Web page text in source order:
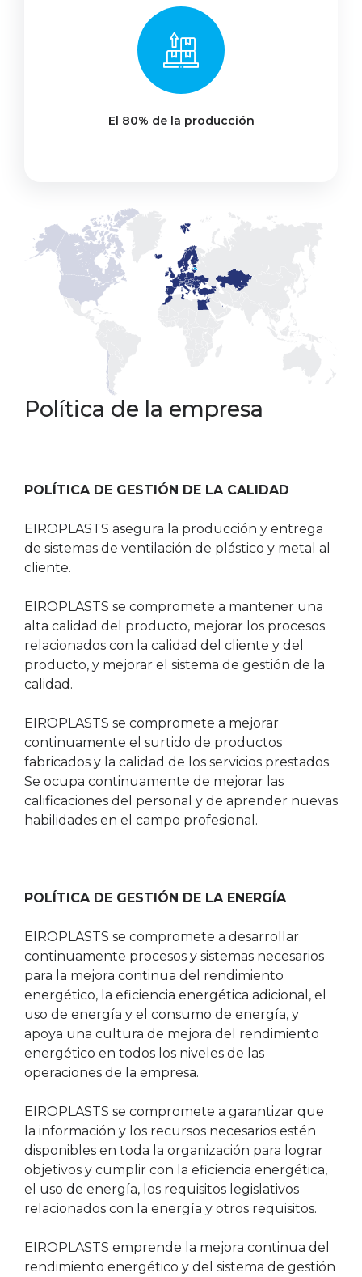
El 80% de la producción
Política de la empresa
POLÍTICA DE GESTIÓN DE LA CALIDAD
EIROPLASTS asegura la producción y entrega
de sistemas de ventilación de plástico y metal al
cliente.
EIROPLASTS se compromete a mantener una
alta calidad del producto, mejorar los procesos
relacionados con la calidad del cliente y del
producto, y mejorar el sistema de gestión de la
calidad.
EIROPLASTS se compromete a mejorar
continuamente el surtido de productos
fabricados y la calidad de los servicios prestados.
Se ocupa continuamente de mejorar las
calificaciones del personal y de aprender nuevas
habilidades en el campo profesional.
POLÍTICA DE GESTIÓN DE LA ENERGÍA
EIROPLASTS se compromete a desarrollar
continuamente procesos y sistemas necesarios
para la mejora continua del rendimiento
energético, la eficiencia energética adicional, el
uso de energía y el consumo de energía, y
apoya una cultura de mejora del rendimiento
energético en todos los niveles de las
operaciones de la empresa.
EIROPLASTS se compromete a garantizar que
la información y los recursos necesarios estén
disponibles en toda la organización para lograr
objetivos y cumplir con la eficiencia energética,
el uso de energía, los requisitos legislativos
relacionados con la energía y otros requisitos.
EIROPLASTS emprende la mejora continua del
rendimiento energético y del sistema de gestión